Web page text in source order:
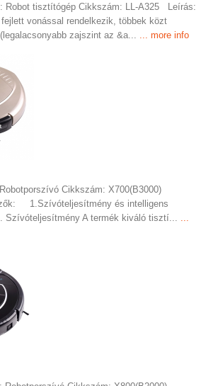
tisztítógép Cikkszám: LL-A325 Leírás:
vonással rendelkezik, többek közt
zajszint az &a...
... more info
Cikkszám: X700(B3000)
1.Szívóteljesítmény és intelligens
Szívóteljesítmény A termék kiváló tisztí...